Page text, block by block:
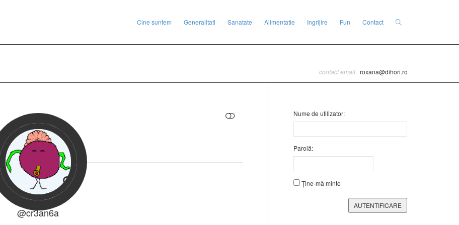
Cine suntem Generalitati Sanatate Alimentatie Ingrijire Fun Contact
contact email roxana@dihori.ro
@cr3an6a
Nume de utilizator:
Parolă:
Ține-mă minte
AUTENTIFICARE